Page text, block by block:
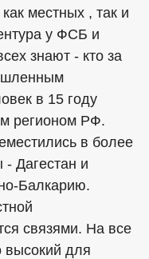
местных , так и
у ФСБ и
знают - кто за
в 15 году
регионом РФ.
в более
- Дагестан и
Балкарию.
связями. На все
высокий для